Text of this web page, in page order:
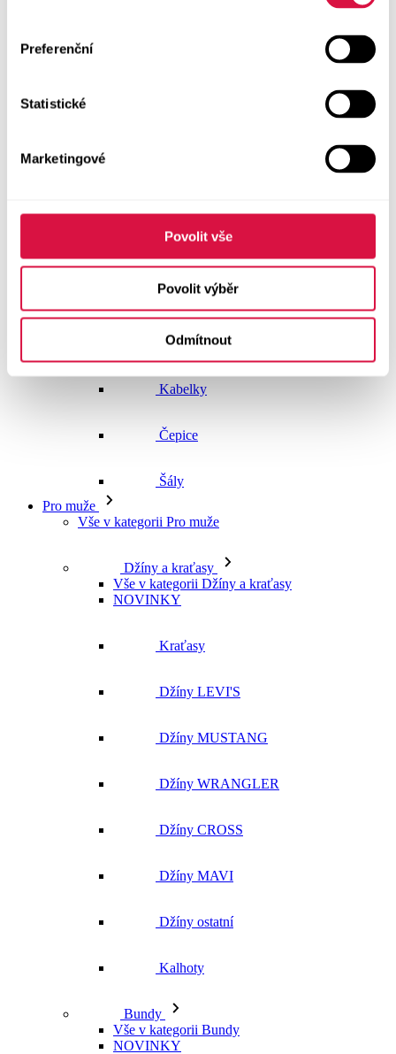
Preferenční
Statistické
Marketingové
Povolit vše
Povolit výběr
Odmítnout
Boty GEOX
Pásky
Peněženky
Kabelky
Čepice
Šály
Pro muže
Vše v kategorii Pro muže
Džíny a kraťasy
Vše v kategorii Džíny a kraťasy
NOVINKY
Kraťasy
Džíny LEVI'S
Džíny MUSTANG
Džíny WRANGLER
Džíny CROSS
Džíny MAVI
Džíny ostatní
Kalhoty
Bundy
Vše v kategorii Bundy
NOVINKY